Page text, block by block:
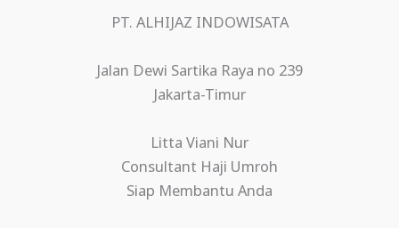
PT. ALHIJAZ INDOWISATA
Jalan Dewi Sartika Raya no 239
Jakarta-Timur
Litta Viani Nur
Consultant Haji Umroh
Siap Membantu Anda